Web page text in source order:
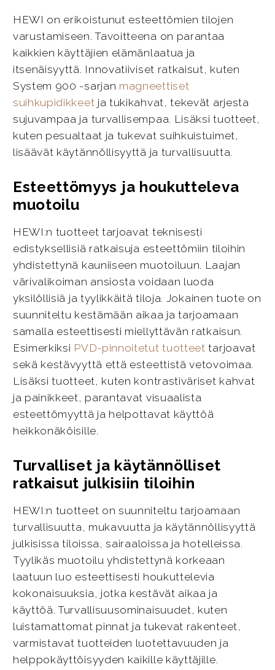
HEWI on erikoistunut esteettömien tilojen
varustamiseen. Tavoitteena on parantaa
kaikkien käyttäjien elämänlaatua ja
itsenäisyyttä. Innovatiiviset ratkaisut, kuten
System 900 -sarjan magneettiset
suihkupidikkeet ja tukikahvat, tekevät arjesta
sujuvampaa ja turvallisempaa. Lisäksi tuotteet,
kuten pesualtaat ja tukevat suihkuistuimet,
lisäävät käytännöllisyyttä ja turvallisuutta.
Esteettömyys ja houkutteleva
muotoilu
HEWI:n tuotteet tarjoavat teknisesti
edistyksellisiä ratkaisuja esteettömiin tiloihin
yhdistettynä kauniiseen muotoiluun. Laajan
värivalikoiman ansiosta voidaan luoda
yksilöllisiä ja tyylikkäitä tiloja. Jokainen tuote on
suunniteltu kestämään aikaa ja tarjoamaan
samalla esteettisesti miellyttävän ratkaisun.
Esimerkiksi PVD-pinnoitetut tuotteet tarjoavat
sekä kestävyyttä että esteettistä vetovoimaa.
Lisäksi tuotteet, kuten kontrastiväriset kahvat
ja painikkeet, parantavat visuaalista
esteettömyyttä ja helpottavat käyttöä
heikkonäköisille.
Turvalliset ja käytännölliset
ratkaisut julkisiin tiloihin
HEWI:n tuotteet on suunniteltu tarjoamaan
turvallisuutta, mukavuutta ja käytännöllisyyttä
julkisissa tiloissa, sairaaloissa ja hotelleissa.
Tyylikäs muotoilu yhdistettynä korkeaan
laatuun luo esteettisesti houkuttelevia
kokonaisuuksia, jotka kestävät aikaa ja
käyttöä. Turvallisuusominaisuudet, kuten
luistamattomat pinnat ja tukevat rakenteet,
varmistavat tuotteiden luotettavuuden ja
helppokäyttöisyyden kaikille käyttäjille.